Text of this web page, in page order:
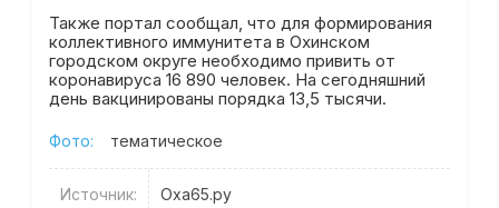
Также портал сообщал, что для формирования
коллективного иммунитета в Охинском
городском округе необходимо привить от
коронавируса 16 890 человек. На сегодняшний
день вакцинированы порядка 13,5 тысячи.
Фото: тематическое
Источник: Оха65.ру